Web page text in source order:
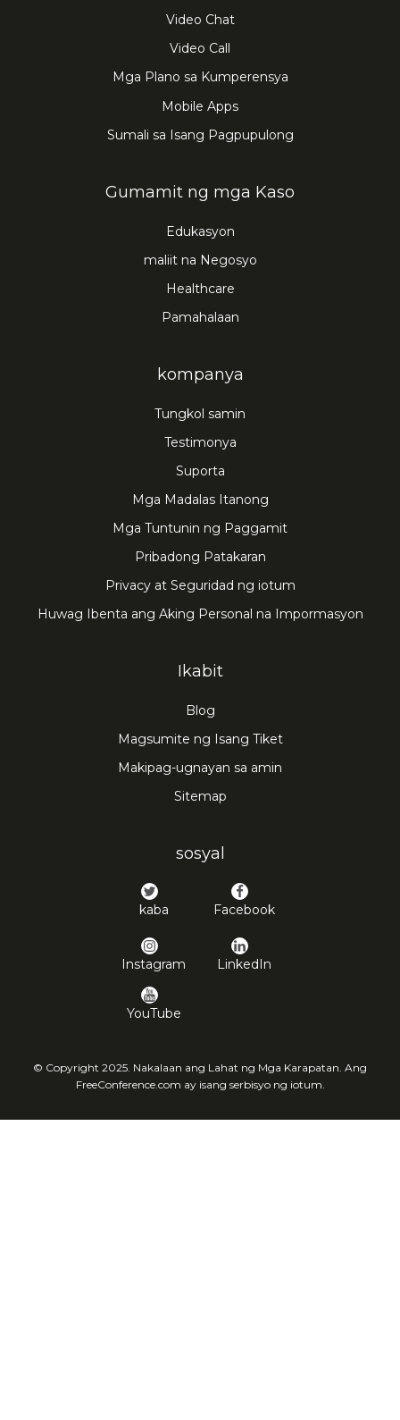
Video Chat
Video Call
Mga Plano sa Kumperensya
Mobile Apps
Sumali sa Isang Pagpupulong
Gumamit ng mga Kaso
Edukasyon
maliit na Negosyo
Healthcare
Pamahalaan
kompanya
Tungkol samin
Testimonya
Suporta
Mga Madalas Itanong
Mga Tuntunin ng Paggamit
Pribadong Patakaran
Privacy at Seguridad ng iotum
Huwag Ibenta ang Aking Personal na Impormasyon
Ikabit
Blog
Magsumite ng Isang Tiket
Makipag-ugnayan sa amin
Sitemap
sosyal
kaba Facebook
Instagram LinkedIn
YouTube
© Copyright 2025. Nakalaan ang Lahat ng Mga Karapatan. Ang
FreeConference.com ay isang serbisyo ng iotum.